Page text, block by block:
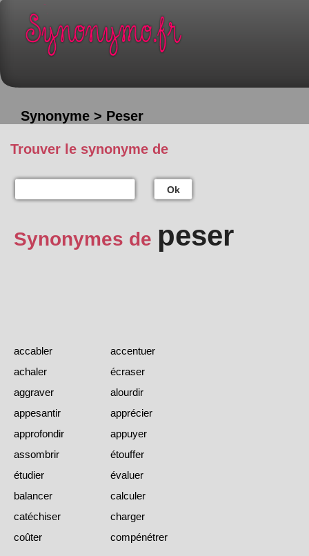
Synonyme > Peser
Trouver le synonyme de
Ok
Synonymes de peser
accabler
accentuer
achaler
écraser
aggraver
alourdir
appesantir
apprécier
approfondir
appuyer
assombrir
étouffer
étudier
évaluer
balancer
calculer
catéchiser
charger
coûter
compénétrer